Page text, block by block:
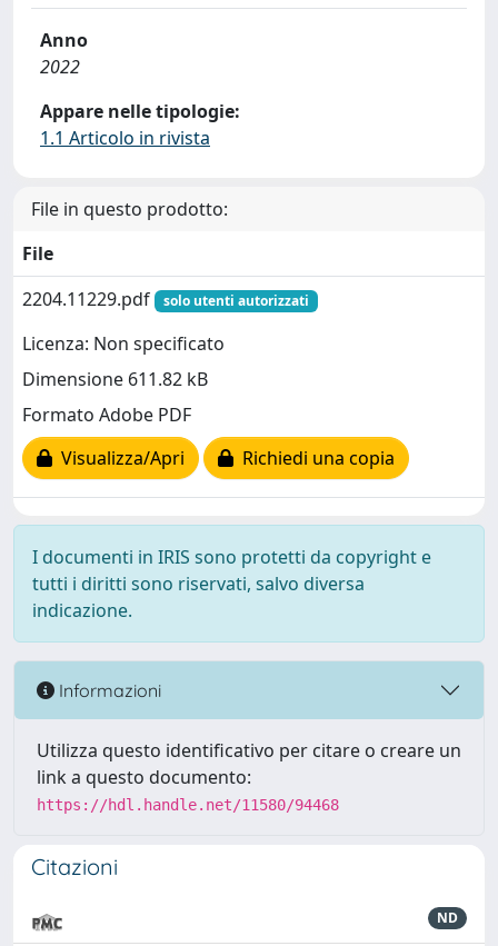
Anno
2022
Appare nelle tipologie:
1.1 Articolo in rivista
File in questo prodotto:
File
2204.11229.pdf
solo utenti autorizzati
Licenza: Non specificato
Dimensione 611.82 kB
Formato Adobe PDF
Visualizza/Apri
Richiedi una copia
I documenti in IRIS sono protetti da copyright e
tutti i diritti sono riservati, salvo diversa
indicazione.
Informazioni
Utilizza questo identificativo per citare o creare un
link a questo documento:
https://hdl.handle.net/11580/94468
Citazioni
ND